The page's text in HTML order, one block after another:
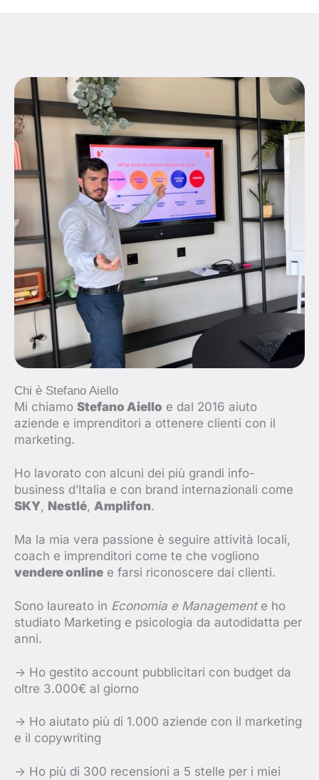
Chi è Stefano Aiello
Mi chiamo Stefano Aiello e dal 2016 aiuto
aziende e imprenditori a ottenere clienti con il
marketing.
Ho lavorato con alcuni dei più grandi info-
business d’Italia e con brand internazionali come
SKY, Nestlé, Amplifon.
Ma la mia vera passione è seguire attività locali,
coach e imprenditori come te che vogliono
vendere online e farsi riconoscere dai clienti.
Sono laureato in Economia e Managemente ho
studiato Marketing e psicologia da autodidatta per
anni.
-> Ho gestito account pubblicitari con budget da
oltre 3.000€ al giorno
-> Ho aiutato più di 1.000 aziende con il marketing
e il copywriting
-> Ho più di 300 recensioni a 5 stelle per i miei